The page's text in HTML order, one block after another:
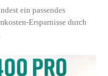
ein passendes
Ersparnisse durch